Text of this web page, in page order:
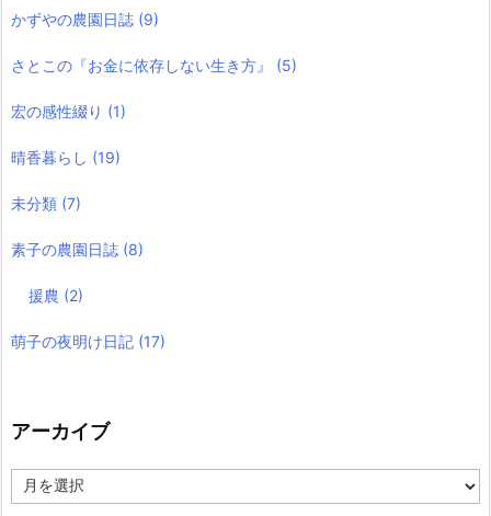
かずやの農園日誌 (9)
さとこの『お金に依存しない生き方』 (5)
宏の感性綴り (1)
晴香暮らし (19)
未分類 (7)
素子の農園日誌 (8)
援農 (2)
萌子の夜明け日記 (17)
アーカイブ
ー